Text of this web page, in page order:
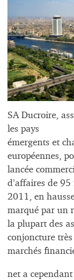
SA Ducroire,
les pays
émergents et
européennes,
lancée
d’affaires de
2011, en
marqué par un
la plupart des
conjoncture
marchés
net a